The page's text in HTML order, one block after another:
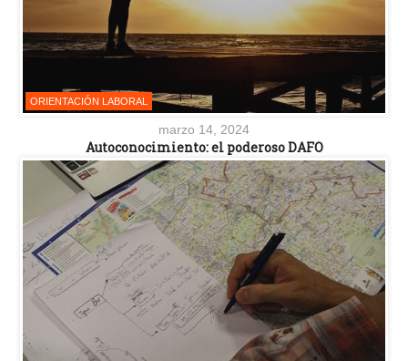
ORIENTACIÓN LABORAL
marzo 14, 2024
Autoconocimiento: el poderoso DAFO